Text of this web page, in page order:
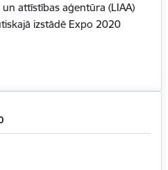
attīstības aģentūra (LIAA)
izstādē Expo 2020